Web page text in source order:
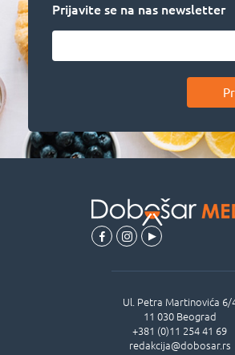
Prijavite se na nas newsletter
Ul. Petra Martinovića 6/
11 030 Beograd
+381 (0)11 254 41 69
redakcija@dobosar.rs